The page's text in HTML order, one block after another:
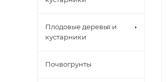
Плодовые деревья и
кустарники
Почвогрунты